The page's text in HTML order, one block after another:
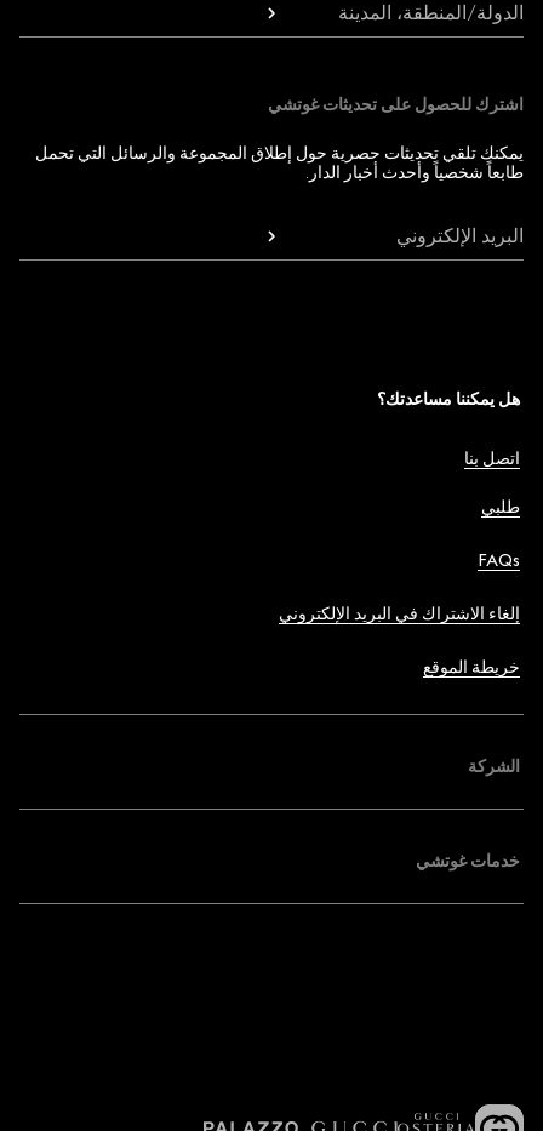
الدولة/المنطقة، المدينة
اشترك للحصول على تحديثات غوتشي
يمكنك تلقي تحديثات حصرية حول إطلاق المجموعة والرسائل التي تحمل
طابعاً شخصياً وأحدث أخبار الدار.
البريد الإلكتروني
هل يمكننا مساعدتك؟
اتصل بنا
طلبي
FAQs
إلغاء الاشتراك في البريد الإلكتروني
خريطة الموقع
الشركة
خدمات غوتشي